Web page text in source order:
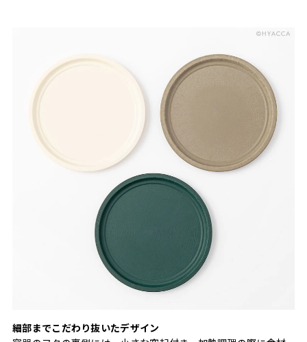
細部までこだわり抜いたデザイン